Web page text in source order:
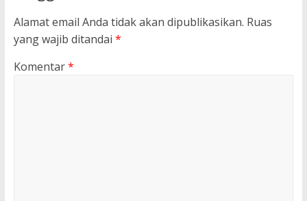
Alamat email Anda tidak akan dipublikasikan. Ruas
yang wajib ditandai *
Komentar*